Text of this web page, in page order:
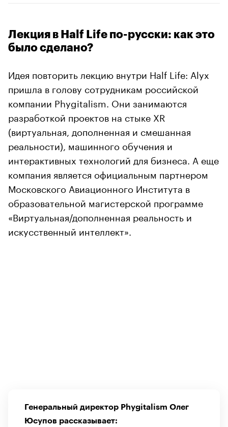
Лекция в Half Life по-русски: как это
было сделано?
Идея повторить лекцию внутри Half Life: Alyx
пришла в голову сотрудникам российской
компании Phygitalism. Они занимаются
разработкой проектов на стыке XR
(виртуальная, дополненная и смешанная
реальности), машинного обучения и
интерактивных технологий для бизнеса. А еще
компания является официальным партнером
Московского Авиационного Института в
образовательной магистерской программе
«Виртуальная/дополненная реальность и
искусственный интеллект».
Генеральный директор Phygitalism Олег
Юсупов рассказывает: